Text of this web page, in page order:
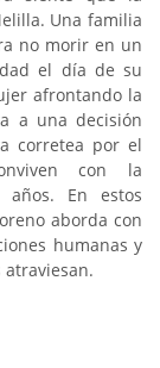
Una familia
no morir en un
el día de su
afrontando la
a una decisión
corretea por el
con la
años. En estos
aborda con
humanas y